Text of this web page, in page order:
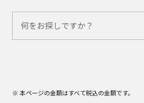
※ 本ページの金額はすべて税込の金額です。